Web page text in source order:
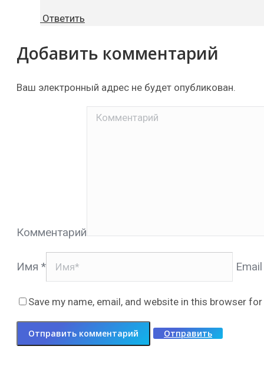
Ответить
Добавить комментарий
Ваш электронный адрес не будет опубликован.
Комментарий
Имя *
Save my name, email, and website in this browser
Отправить